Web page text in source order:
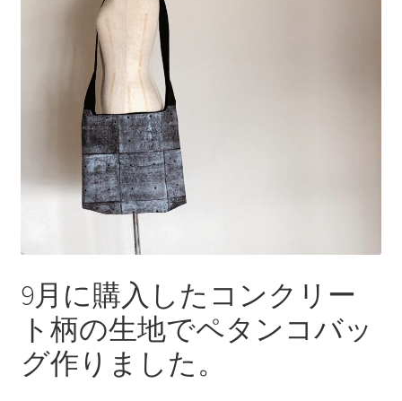
＊＊ 防水有 Lサイズ ＊＊
＊＊ 防水有５層（一体型） ＊＊
9月に購入したコンクリー
ト柄の生地でペタンコバッ
グ作りました。